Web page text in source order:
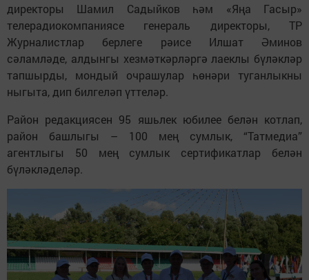
директоры Шамил Садыйков һәм «Яңа Гасыр»
телерадиокомпаниясе генераль директоры, ТР
Журналистлар берлеге рәисеИлшат Әминов
сәламләде, алдынгы хезмәткәрләргә лаеклы бүләкләр
тапшырды, мондый очрашулар һөнәри туганлыкны
ныгыта, дип билгеләп үттеләр.
Район редакциясен 95 яшьлек юбилее белән котлап,
район башлыгы – 100 мең сумлык, “Татмедиа”
агентлыгы 50 мең сумлык сертификатлар белән
бүләкләделәр.